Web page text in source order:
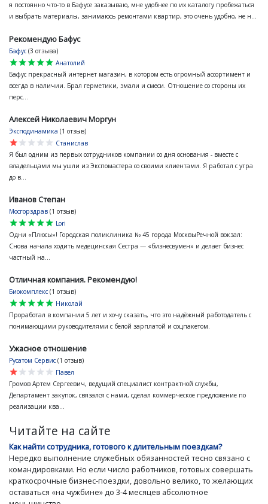
я постоянно что-то в Бафусе заказываю, мне удобнее по их каталогу пробежаться
и выбрать материалы, занимаюсь ремонтами квартир, это очень удобно, не н...
Рекомендую Бафус
Бафус (3 отзыва)
star
star
star
star
star
Анатолий
Бафус прекрасный интернет магазин, в котором есть огромный ассортимент и
всегда в наличии. Брал герметики, эмали и смеси. Отношение со стороны их
перс...
Алексей Николаевич Моргун
Эксподинамика (1 отзыв)
star
star
star
star
star
Станислав
Я был одним из первых сотрудников компании со дня основания - вместе с
владельцами мы ушли из Экспомастера со своими клиентами. Я работал с утра
до в...
Иванов Степан
Мосгорздрав (1 отзыв)
star
star
star
star
star
Lori
Одни «Плюсы»! Городская поликлиника № 45 города МосквыРечной вокзал:
Снова начала ходить медецинская Сестра — «бизнесвумен» и делает бизнес
частный на...
Отличная компания. Рекомендую!
Биокомплекс (1 отзыв)
star
star
star
star
star
Николай
Проработал в компании 5 лет и хочу сказать, что это надёжный работодатель с
понимающими руководителями с белой зарплатой и соцпакетом.
Ужасное отношение
Русатом Сервис (1 отзыв)
star
star
star
star
star
Павел
Громов Артем Сергеевич, ведущий специалист контрактной службы,
Департамент закупок, связался с нами, сделал коммерческое предложение по
реализации ква...
Читайте на сайте
Как найти сотрудника, готового к длительным поездкам?
Нередко выполнение служебных обязанностей тесно связано с
командировками. Но если число работников, готовых совершать
краткосрочные бизнес-поездки, довольно велико, то желающих
оставаться «на чужбине» до 3-4 месяцев абсолютное